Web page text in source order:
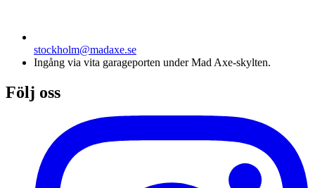
stockholm@madaxe.se
Ingång via vita garageporten under Mad Axe-skylten.
Följ oss